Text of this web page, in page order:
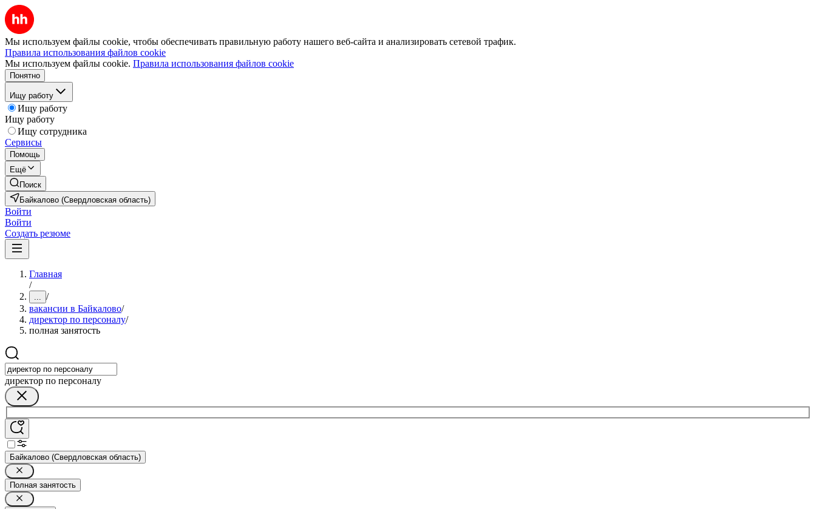
Мы используем файлы cookie, чтобы обеспечивать правильную работу нашего веб-сайта и анализировать сетевой трафик.
Правила использования файлов cookie
Мы используем файлы cookie. Правила использования файлов cookie
Понятно
Ищу работу
Ищу работу
Ищу работу
Ищу сотрудника
Сервисы
Помощь
Ещё
Поиск
Байкалово (Свердловская область)
Войти
Войти
Создать резюме
Главная
/
... /
вакансии в Байкалово/
директор по персоналу/
полная занятость
директор по персоналу
Байкалово (Свердловская область)
Полная занятость